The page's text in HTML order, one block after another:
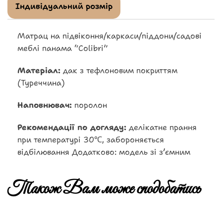
Індивідуальний розмір
Матрац на підвіконня/каркаси/піддони/садові
меблі панама “Colibri”
Матеріал: дак з тефлоновим покриттям
(Туреччина)
Наповнювач: поролон
Рекомендації по догляду: делікатне прання
при температурі 30℃, забороняється
відбілювання Додатково: модель зі зʼємним
Також Вам може сподобатись